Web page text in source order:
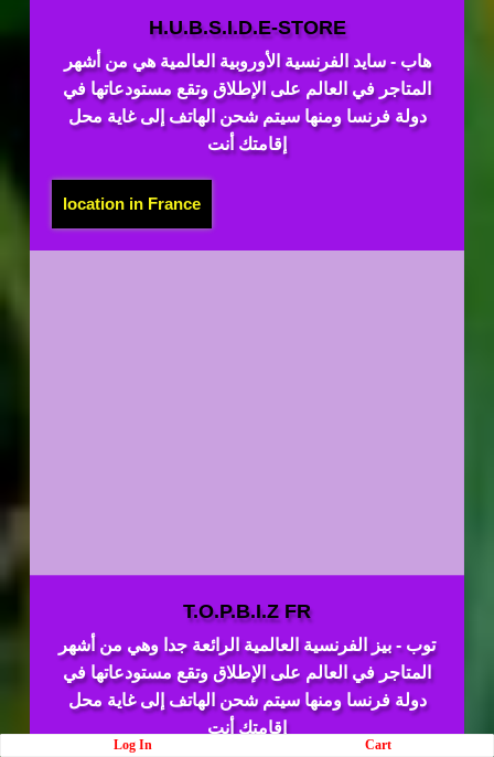
H.U.B.S.I.D.E-STORE
هاب - سايد الفرنسية الأوروبية العالمية هي من أشهر
المتاجر في العالم على الإطلاق وتقع مستودعاتها في
دولة فرنسا ومنها سيتم شحن الهاتف إلى غاية محل
إقامتك أنت
location in France
T.O.P.B.I.Z FR
توب - بيز الفرنسية العالمية الرائعة جدا وهي من أشهر
المتاجر في العالم على الإطلاق وتقع مستودعاتها في
دولة فرنسا ومنها سيتم شحن الهاتف إلى غاية محل
إقامتك أنت
Log In Cart